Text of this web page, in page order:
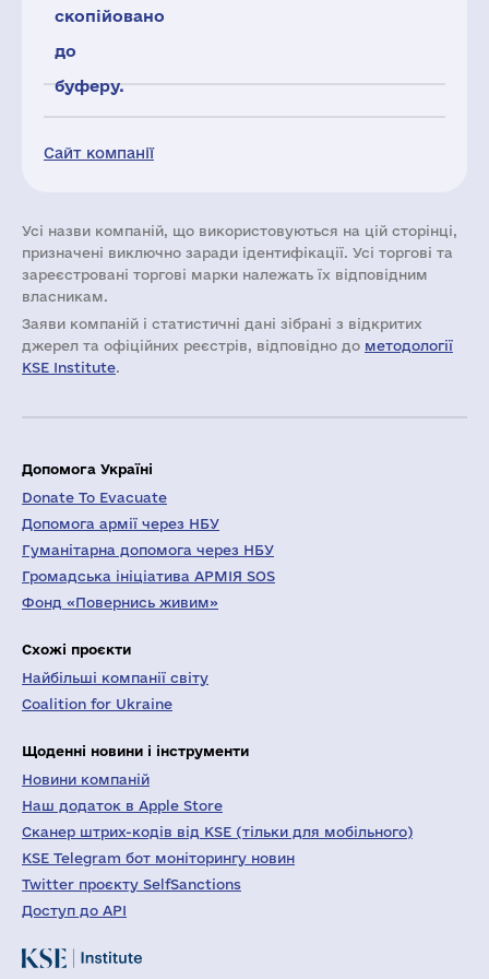
Сайт компанії
скопійовано
до
буферу.
Усі назви компаній, що використовуються на цій сторінці,
призначені виключно заради ідентифікації. Усі торгові та
зареєстровані торгові марки належать їх відповідним
власникам.
Заяви компаній i статистичні дані зібрані з відкритих
джерел та офіційних реєстрів, відповідно до методології
KSE Institute.
Допомога Україні
Donate To Evacuate
Допомога армії через НБУ
Гуманітарна допомога через НБУ
Громадська ініціатива АРМІЯ SOS
Фонд «Повернись живим»
Схожі проєкти
Найбільші компанії світу
Coalition for Ukraine
Щоденні новини і інструменти
Новини компаній
Наш додаток в Apple Store
Сканер штрих-кодів від KSE (тільки для мобільного)
KSE Telegram бот моніторингу новин
Twitter проєкту SelfSanctions
Доступ до API